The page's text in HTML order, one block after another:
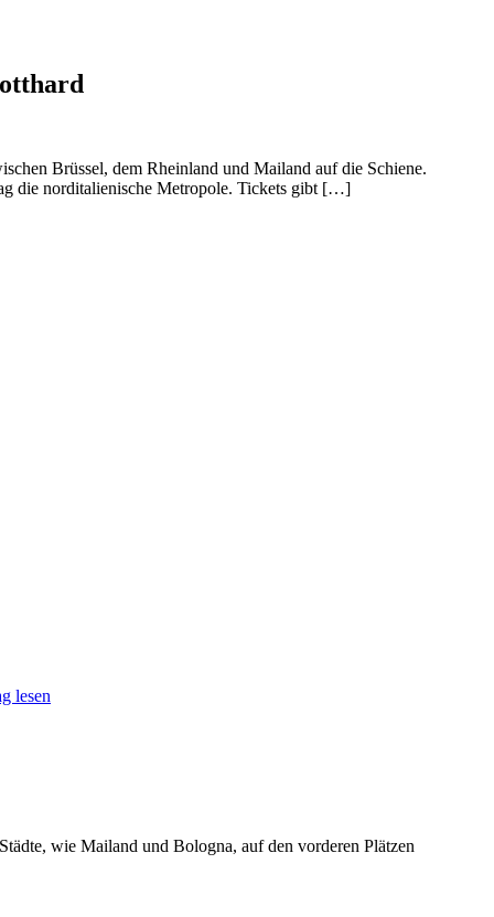
Brüssel, dem Rheinland und Mailand auf die Schiene.
die norditalienische Metropole. Tickets gibt […]
lesen
wie Mailand und Bologna, auf den vorderen Plätzen